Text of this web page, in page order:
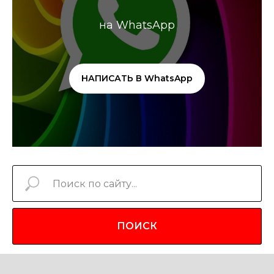
на WhatsApp
НАПИСАТЬ В WhatsApp
ПОИСК